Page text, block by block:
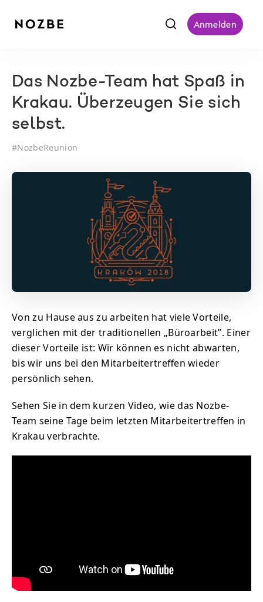
f Anmelden
Das Nozbe-Team hat Spaß in
Krakau. Überzeugen Sie sich
selbst.
#NozbeReunion
Von zu Hause aus zu arbeiten hat viele Vorteile,
verglichen mit der traditionellen „Büroarbeit”. Einer
dieser Vorteile ist: Wir können es nicht abwarten,
bis wir uns bei den Mitarbeitertreffen wieder
persönlich sehen.
Sehen Sie in dem kurzen Video, wie das Nozbe-
Team seine Tage beim letzten Mitarbeitertreffen in
Krakau verbrachte.